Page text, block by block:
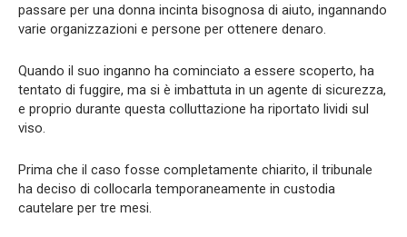
passare per una donna incinta bisognosa di aiuto, ingannando
varie organizzazioni e persone per ottenere denaro.
Quando il suo inganno ha cominciato a essere scoperto, ha
tentato di fuggire, ma si è imbattuta in un agente di sicurezza,
e proprio durante questa colluttazione ha riportato lividi sul
viso.
Prima che il caso fosse completamente chiarito, il tribunale
ha deciso di collocarla temporaneamente in custodia
cautelare per tre mesi.